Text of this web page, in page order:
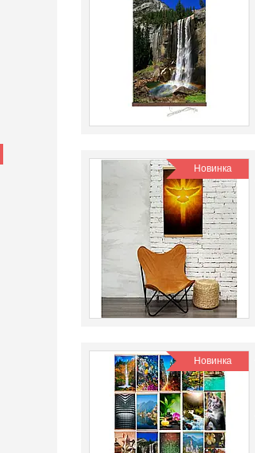
Новинка
Новинка